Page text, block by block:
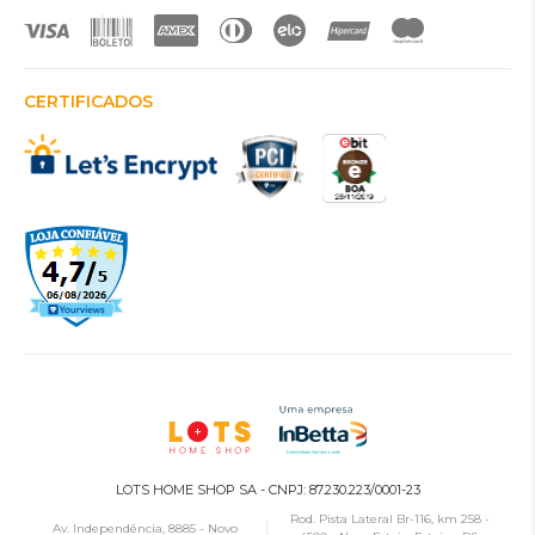
CERTIFICADOS
LOTS HOME SHOP SA - CNPJ: 87.230.223/0001-23
Av. Independência, 8885 - Novo
Rod. Pista Lateral Br-116, km 258 -